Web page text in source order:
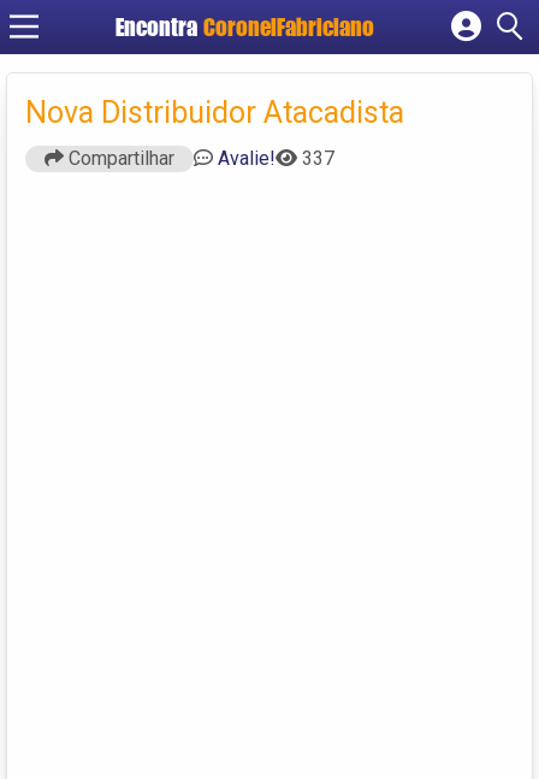
Encontra CoronelFabriciano
Cadastrar empresa
Criar conta
Nova Distribuidor Atacadista
Compartilhar Avalie! 337